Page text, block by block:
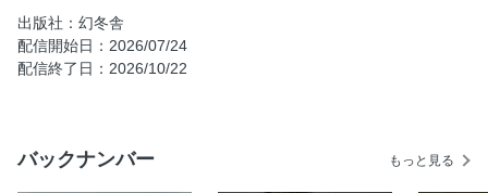
歯科特集／歯も人生もまかせたい!歯医者が頼るゴッドドク
ター
歯科特集／リーダーたちがこぞって通う、歯(資)産価値を高
大迫 傑／トップアスリートと歯の関係
出版社：幻冬舎
配信開始日：2026/07/24
配信終了日：2026/10/22
バックナンバー もっと見る